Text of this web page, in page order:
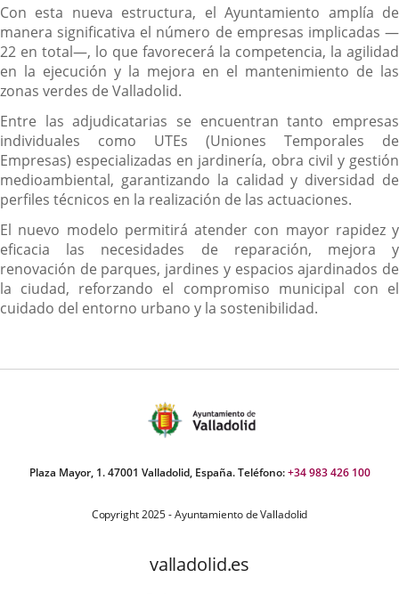
Con esta nueva estructura, el Ayuntamiento amplía de
manera significativa el número de empresas implicadas —
22 en total—, lo que favorecerá la competencia, la agilidad
en la ejecución y la mejora en el mantenimiento de las
zonas verdes de Valladolid.
Entre las adjudicatarias se encuentran tanto empresas
individuales como UTEs (Uniones Temporales de
Empresas) especializadas en jardinería, obra civil y gestión
medioambiental, garantizando la calidad y diversidad de
perfiles técnicos en la realización de las actuaciones.
El nuevo modelo permitirá atender con mayor rapidez y
eficacia las necesidades de reparación, mejora y
renovación de parques, jardines y espacios ajardinados de
la ciudad, reforzando el compromiso municipal con el
cuidado del entorno urbano y la sostenibilidad.
Plaza Mayor, 1. 47001 Valladolid, España. Teléfono:+34 983 426 100
Copyright 2025 - Ayuntamiento de Valladolid
valladolid.es